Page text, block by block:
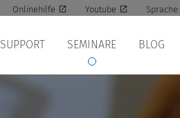
Onlinehilfe Youtube Sprache:
SUPPORT SEMINARE BLOG